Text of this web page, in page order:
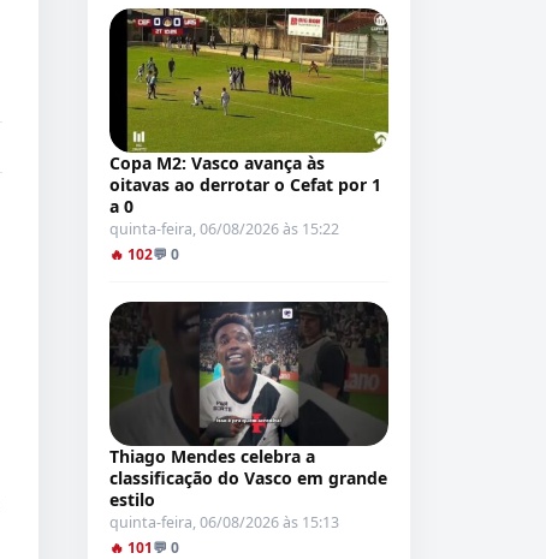
Copa M2: Vasco avança às
oitavas ao derrotar o Cefat por 1
a 0
quinta-feira, 06/08/2026 às 15:22
🔥 102💬 0
Thiago Mendes celebra a
classificação do Vasco em grande
estilo
quinta-feira, 06/08/2026 às 15:13
🔥 101💬 0